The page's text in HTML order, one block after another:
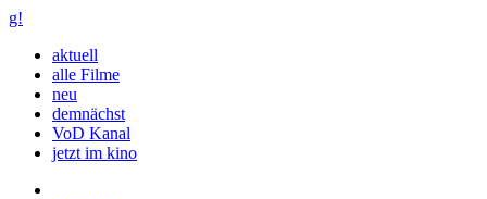
g!
aktuell
alle Filme
neu
demnächst
VoD Kanal
jetzt im kino